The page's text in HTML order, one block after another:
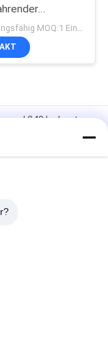
und 240 kg Last
Drehrad